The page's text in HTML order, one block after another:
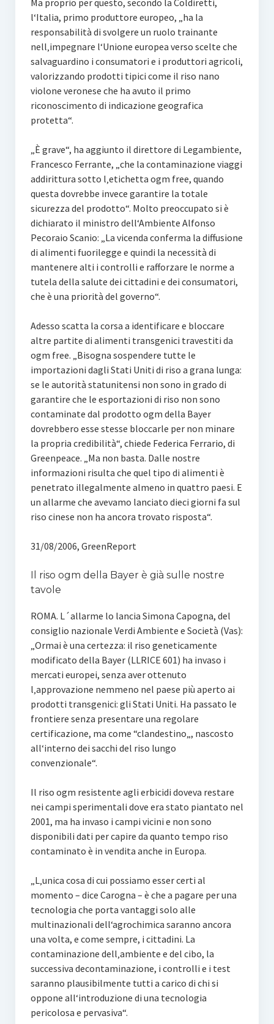
Ma proprio per questo, secondo la Coldiretti,
l‘Italia, primo produttore europeo, „ha la
responsabilità di svolgere un ruolo trainante
nell‚impegnare l‘Unione europea verso scelte che
salvaguardino i consumatori e i produttori agricoli,
valorizzando prodotti tipici come il riso nano
violone veronese che ha avuto il primo
riconoscimento di indicazione geografica
protetta“.
„È grave“, ha aggiunto il direttore di Legambiente,
Francesco Ferrante, „che la contaminazione viaggi
addirittura sotto l‚etichetta ogm free, quando
questa dovrebbe invece garantire la totale
sicurezza del prodotto“. Molto preoccupato si è
dichiarato il ministro dell‘Ambiente Alfonso
Pecoraio Scanio: „La vicenda conferma la diffusione
di alimenti fuorilegge e quindi la necessità di
mantenere alti i controlli e rafforzare le norme a
tutela della salute dei cittadini e dei consumatori,
che è una priorità del governo“.
Adesso scatta la corsa a identificare e bloccare
altre partite di alimenti transgenici travestiti da
ogm free. „Bisogna sospendere tutte le
importazioni dagli Stati Uniti di riso a grana lunga:
se le autorità statunitensi non sono in grado di
garantire che le esportazioni di riso non sono
contaminate dal prodotto ogm della Bayer
dovrebbero esse stesse bloccarle per non minare
la propria credibilità“, chiede Federica Ferrario, di
Greenpeace. „Ma non basta. Dalle nostre
informazioni risulta che quel tipo di alimenti è
penetrato illegalmente almeno in quattro paesi. E
un allarme che avevamo lanciato dieci giorni fa sul
riso cinese non ha ancora trovato risposta“.
31/08/2006, GreenReport
Il riso ogm della Bayer è già sulle nostre
tavole
ROMA. L´allarme lo lancia Simona Capogna, del
consiglio nazionale Verdi Ambiente e Società (Vas):
„Ormai è una certezza: il riso geneticamente
modificato della Bayer (LLRICE 601) ha invaso i
mercati europei, senza aver ottenuto
l‚approvazione nemmeno nel paese più aperto ai
prodotti transgenici: gli Stati Uniti. Ha passato le
frontiere senza presentare una regolare
certificazione, ma come “clandestino„, nascosto
all‘interno dei sacchi del riso lungo
convenzionale“.
Il riso ogm resistente agli erbicidi doveva restare
nei campi sperimentali dove era stato piantato nel
2001, ma ha invaso i campi vicini e non sono
disponibili dati per capire da quanto tempo riso
contaminato è in vendita anche in Europa.
„L‚unica cosa di cui possiamo esser certi al
momento – dice Carogna – è che a pagare per una
tecnologia che porta vantaggi solo alle
multinazionali dell‘agrochimica saranno ancora
una volta, e come sempre, i cittadini. La
contaminazione dell‚ambiente e del cibo, la
successiva decontaminazione, i controlli e i test
saranno plausibilmente tutti a carico di chi si
oppone all‘introduzione di una tecnologia
pericolosa e pervasiva“.